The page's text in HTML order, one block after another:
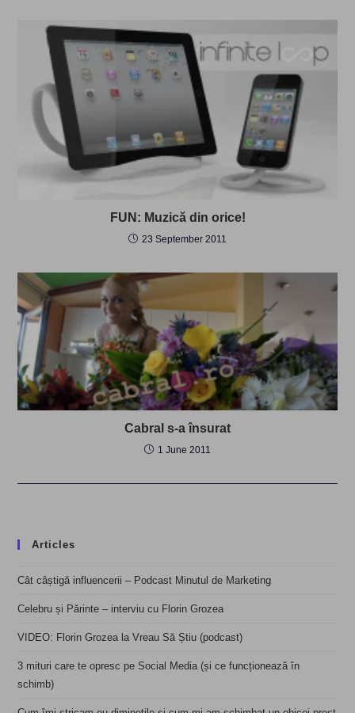
FUN: Muzică din orice!
23 September 2011
Cabral s-a însurat
1 June 2011
Articles
Cât câștigă influencerii – Podcast Minutul de Marketing
Celebru și Părinte – interviu cu Florin Grozea
VIDEO: Florin Grozea la Vreau Să Știu (podcast)
3 mituri care te opresc pe Social Media (și ce funcționează în
schimb)